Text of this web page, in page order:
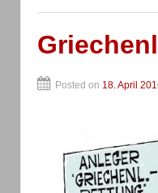
Posted on 18. April